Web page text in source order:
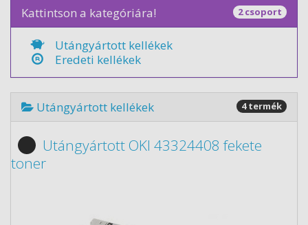
Kattintson a kategóriára! 2 csoport
Utángyártott kellékek
Eredeti kellékek
Utángyártott kellékek 4 termék
Utángyártott OKI 43324408 fekete
toner